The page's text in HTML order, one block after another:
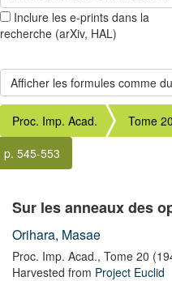
Inclure les e-prints dans la
recherche (arXiv, HAL)
Proc. Imp. Acad. Tome
p. 545-553
Sur les anneaux des
Orihara, Masae
Proc. Imp. Acad., Tome 20
Harvested from Project Euclid